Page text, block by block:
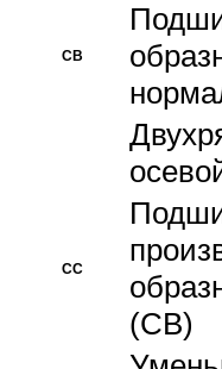
CB
CC
(CB)